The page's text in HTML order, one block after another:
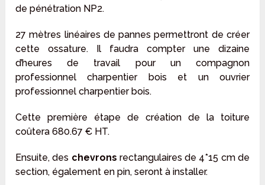
de pénétration NP2.
27 mètres linéaires de pannes permettront de créer
cette ossature. Il faudra compter une dizaine
d’heures de travail pour un compagnon
professionnel charpentier bois et un ouvrier
professionnel charpentier bois.
Cette première étape de création de la toiture
coûtera 680.67 € HT.
Ensuite, des chevrons rectangulaires de 4*15 cm de
section, également en pin, seront à installer.